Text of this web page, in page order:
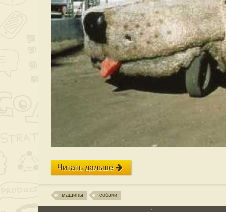
Читать дальше
машины собаки